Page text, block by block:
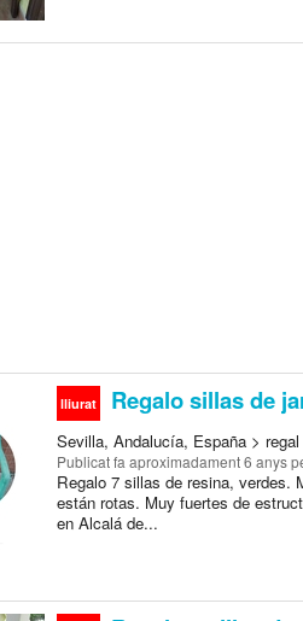
lliurat Regalo sillas de
Sevilla, Andalucía, España > regal
Publicatfa aproximadament 6 anys
Regalo 7 sillas de resina, verdes.
están rotas. Muy fuertes de
en Alcalá de...